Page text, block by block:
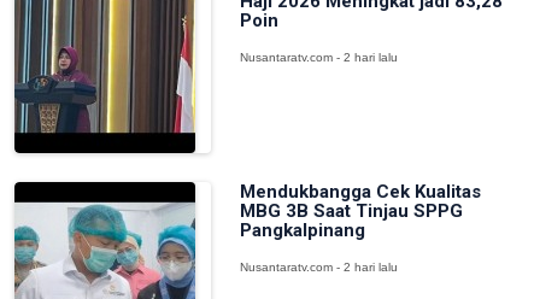
Poin
Nusantaratv.com - 2 hari lalu
Mendukbangga Cek Kualitas
MBG 3B Saat Tinjau SPPG
Pangkalpinang
Nusantaratv.com - 2 hari lalu